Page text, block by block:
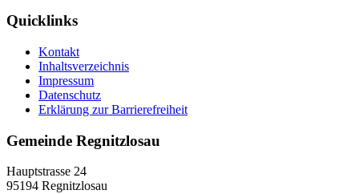
Quicklinks
Kontakt
Inhaltsverzeichnis
Impressum
Datenschutz
Erklärung zur Barrierefreiheit
Gemeinde Regnitzlosau
Hauptstrasse 24
95194 Regnitzlosau